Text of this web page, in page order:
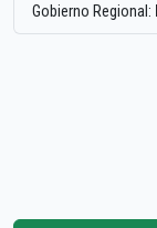
Gobierno Regional: